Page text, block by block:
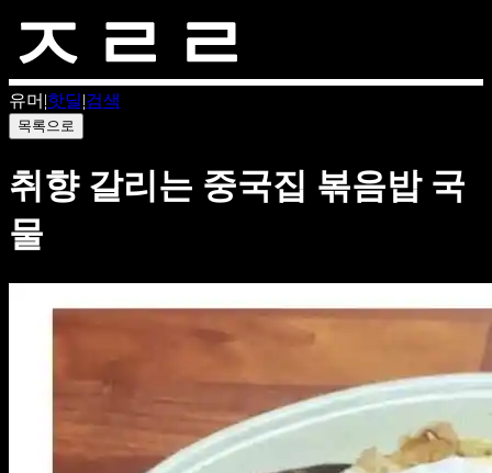
유머 |핫딜|검색
목록으로
취향 갈리는 중국집 볶음밥 국
물